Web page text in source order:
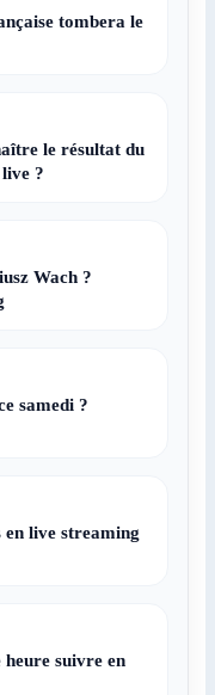
tombera le
le résultat du
?
Wach ?
samedi ?
en live streaming
heure suivre en